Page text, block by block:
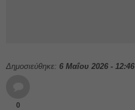
Δημοσιεύθηκε: 6 Μαΐου 2026 - 12:46
0